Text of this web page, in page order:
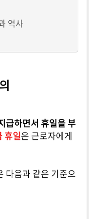
역사
급하면서 휴일을 부
휴일은 근로자에게
다음과 같은 기준으